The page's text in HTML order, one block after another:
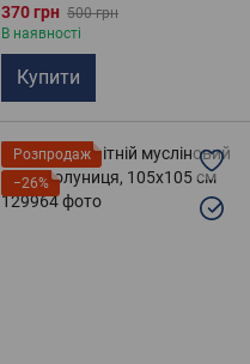
370 грн 500 грн
В наявності
Купити
Розпродаж
−26%